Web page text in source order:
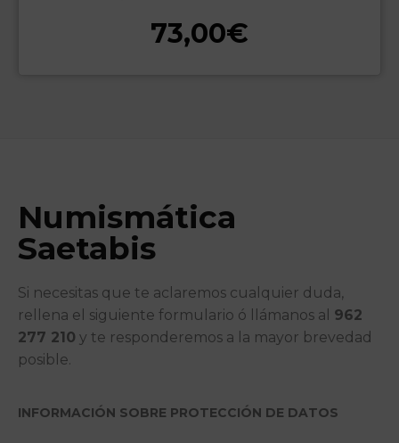
73,00€
Numismática
Saetabis
Si necesitas que te aclaremos cualquier duda,
rellena el siguiente formulario ó llámanos al 962
277 210 y te responderemos a la mayor brevedad
posible.
INFORMACIÓN SOBRE PROTECCIÓN DE DATOS